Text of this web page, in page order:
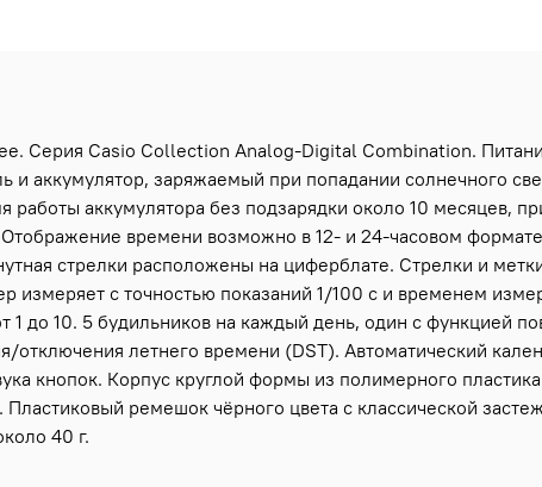
Серия Casio Collection Analog-Digital Combination.
и аккумулятор, заряжаемый при попадании солнечного
работы аккумулятора без подзарядки около 10 месяцев,
времени возможно в 12- и 24-часовом
стрелки расположены на циферблате. Стрелки и
измеряет с точностью показаний 1/100 с и временем
1 до 10. 5 будильников на каждый день, один с функцией
летнего времени (DST). Автоматический
кнопок. Корпус круглой формы из полимерного
ремешок чёрного цвета с классической
40 г.